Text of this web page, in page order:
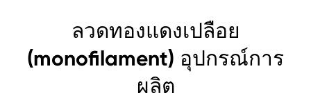
ลวดทองแดงเปลือย
(monofilament) อุปกรณ์การ
ผลิต